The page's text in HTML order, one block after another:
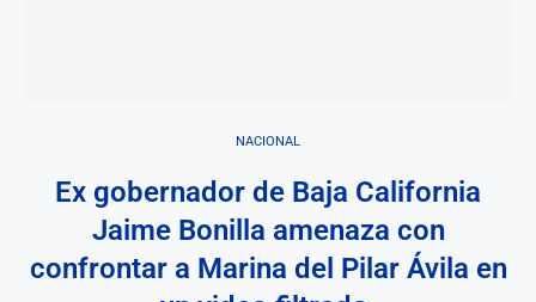
NACIONAL
Ex gobernador de Baja California
Jaime Bonilla amenaza con
confrontar a Marina del Pilar Ávila en